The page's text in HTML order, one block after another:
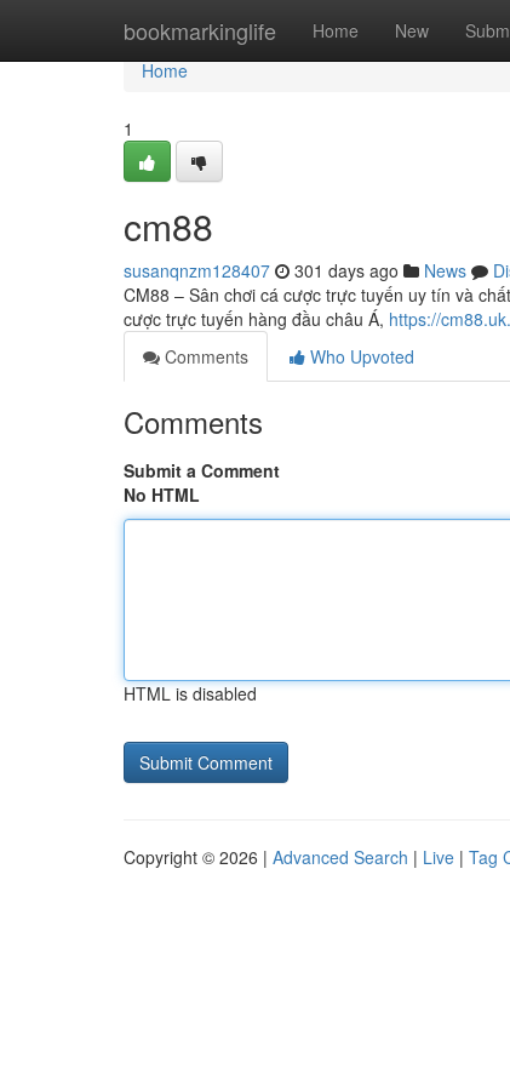
bookmarkinglife Home New
Home
Home
1
cm88
susanqnzm128407 301 days ago News
CM88 – Sân chơi cá cược trực tuyến uy tín và
cược trực tuyến hàng đầu châu Á, https://
Comments
Who Upvoted
Comments
Submit a Comment
No HTML
HTML is disabled
Copyright © 2026 | Advanced Search | Live | Tag